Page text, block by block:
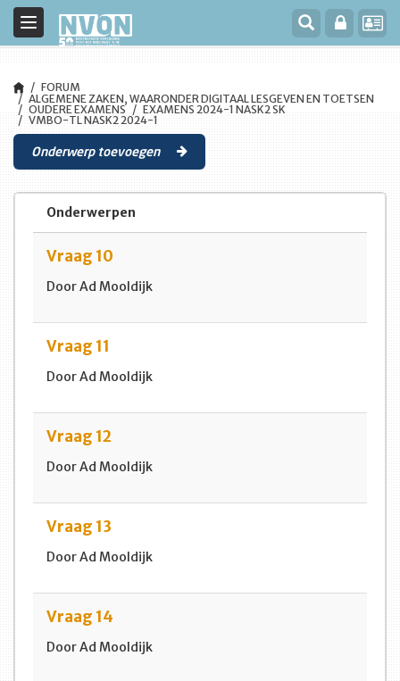
Toggle
navigation
FORUM
ALGEMENE ZAKEN, WAARONDER DIGITAAL LESGEVEN EN TOETSEN
OUDERE EXAMENS
EXAMENS 2024-1 NASK2 SK
VMBO-TL NASK2 2024-1
Onderwerp toevoegen
Onderwerpen
Vraag 10
Door Ad Mooldijk
Vraag 11
Door Ad Mooldijk
Vraag 12
Door Ad Mooldijk
Vraag 13
Door Ad Mooldijk
Vraag 14
Door Ad Mooldijk